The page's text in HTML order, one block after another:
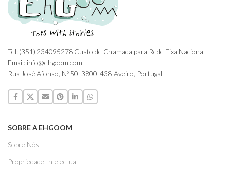
Tel: (351) 234095278 Custo de Chamada para Rede Fixa Nacional
Email: info@ehgoom.com
Rua José Afonso, Nº 50, 3800-438 Aveiro, Portugal
SOBRE A EHGOOM
Sobre Nós
Propriedade Intelectual